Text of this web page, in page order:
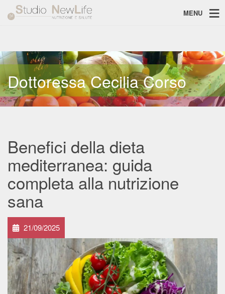
MENU
Dottoressa Cecilia Corso
Benefici della dieta
mediterranea: guida
completa alla nutrizione
sana
21/09/2025